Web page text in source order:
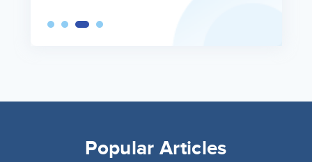
Popular Articles